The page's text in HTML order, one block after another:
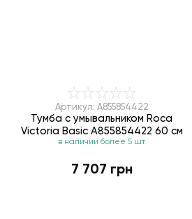
Артикул: A855854422
Тумба с умывальником Roca
Victoria Basic A855854422 60 см
в наличии более 5 шт
7 707 грн